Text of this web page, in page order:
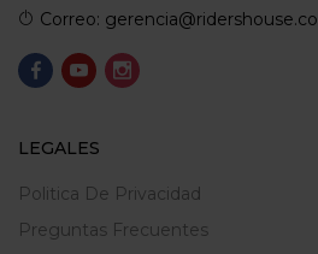
Correo: gerencia@ridershouse.co
LEGALES
Politica De Privacidad
Preguntas Frecuentes